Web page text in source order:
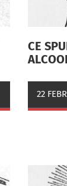
CE
22